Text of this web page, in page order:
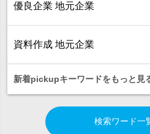
優良企業 地元企業
資料作成 地元企業
新着pickupキーワードをもっと見
検索ワード一